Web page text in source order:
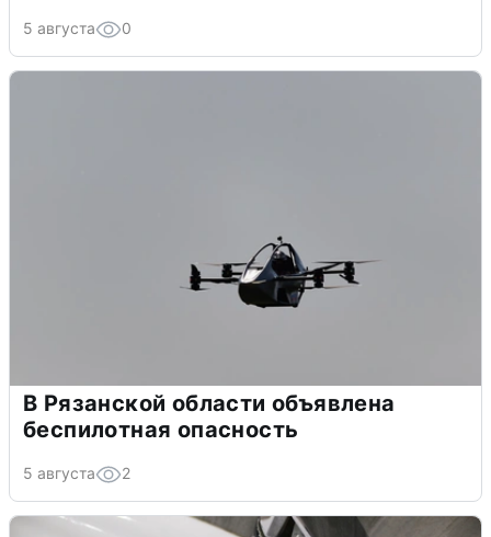
5 августа 0
В Рязанской области объявлена
беспилотная опасность
5 августа 2